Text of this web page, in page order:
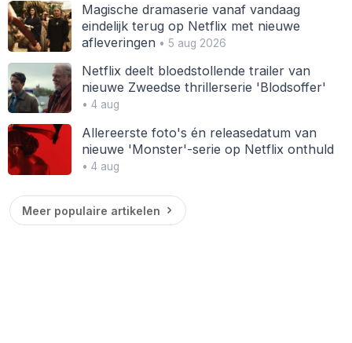
Magische dramaserie vanaf vandaag
eindelijk terug op Netflix met nieuwe
afleveringen• 5 aug 2026
Netflix deelt bloedstollende trailer van
nieuwe Zweedse thrillerserie 'Blodsoffer'
• 4 aug
Allereerste foto's én releasedatum van
nieuwe 'Monster'-serie op Netflix onthuld
• 4 aug
Meer populaire artikelen